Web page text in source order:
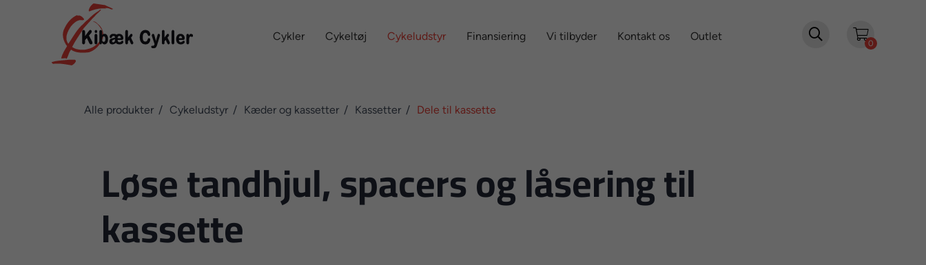
Cykler Cykeltøj Cykeludstyr Finansiering Vi tilbyder Kontakt os Outlet 
0
Alle produkter Cykeludstyr Kæder og kassetter Kassetter Dele til kassette
Løse tandhjul, spacers og låsering til
kassette